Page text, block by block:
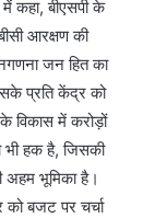
कहा, बीएसपी के
आरक्षण की
जन हित का
प्रति केंद्र को
विकास में करोड़ों
भी हक है, जिसकी
अहम भूमिका है।
बजट पर चर्चा